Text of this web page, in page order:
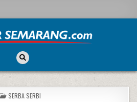
POSTED IN
SERBA SERBI